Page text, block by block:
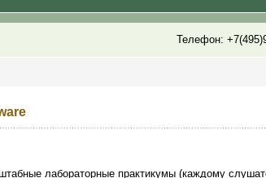
Телефон:
лабораторные практикумы (каждому